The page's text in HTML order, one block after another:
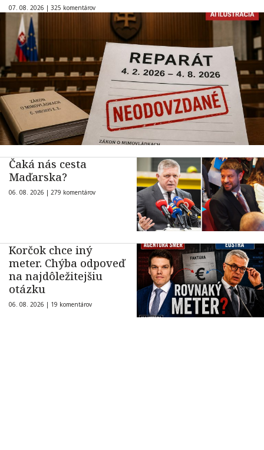
07. 08. 2026 | 325 komentárov
Čaká nás cesta
Maďarska?
06. 08. 2026 | 279 komentárov
Korčok chce iný
meter. Chýba odpoveď
na najdôležitejšiu
otázku
06. 08. 2026 | 19 komentárov